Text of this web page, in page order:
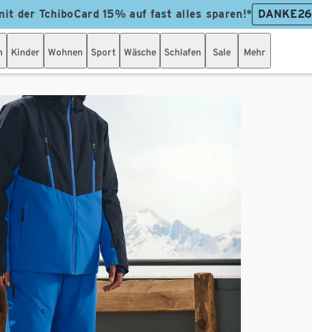
der TchiboCard 15% auf fast alles sparen!* DANKE26
Kinder Wohnen Sport Wäsche Schlafen Sale Mehr